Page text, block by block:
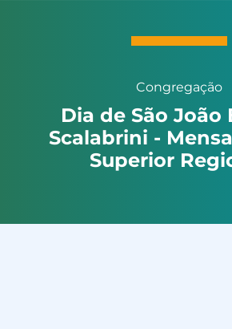
Congregação
Dia de São João
Scalabrini -
Superior